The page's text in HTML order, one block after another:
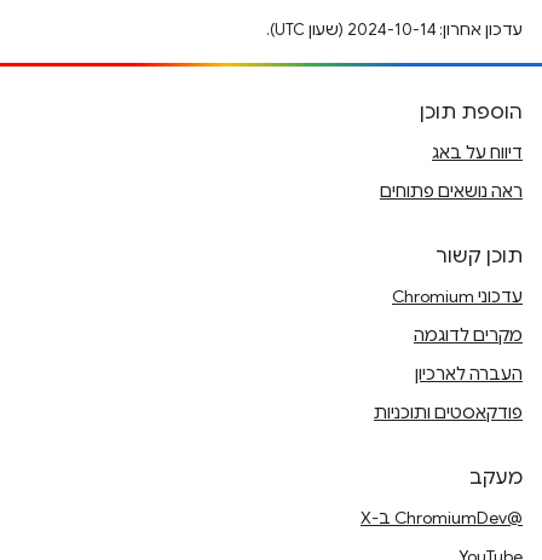
עדכון אחרון: 2024-10-14 (שעון UTC).
הוספת תוכן
דיווח על באג
ראה נושאים פתוחים
תוכן קשור
עדכוני Chromium
מקרים לדוגמה
העברה לארכיון
פודקאסטים ותוכניות
מעקב
@ChromiumDev ב-X